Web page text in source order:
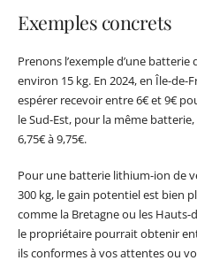
Exemples concrets
Prenons l’exemple d’une
environ 15 kg. En 2024, en Île-
espérer recevoir entre 6€ et 9€
le Sud-Est, pour la même
6,75€ à 9,75€.
Pour une batterie lithium-ion de
300 kg, le gain potentiel est bien
comme la Bretagne ou les
le propriétaire pourrait obtenir
ils conformes à vos attentes ou